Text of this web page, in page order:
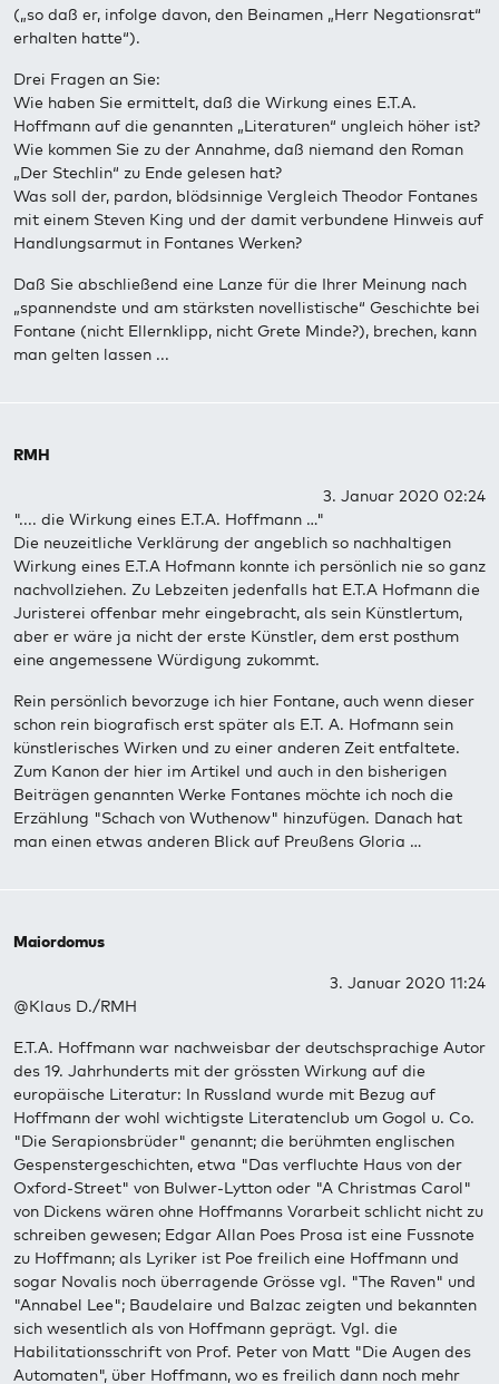
(„so daß er, infolge davon, den Beinamen „Herr Negationsrat“
erhalten hatte“).
Drei Fragen an Sie:
Wie haben Sie ermittelt, daß die Wirkung eines E.T.A.
Hoffmann auf die genannten „Literaturen“ ungleich höher ist?
Wie kommen Sie zu der Annahme, daß niemand den Roman
„Der Stechlin“ zu Ende gelesen hat?
Was soll der, pardon, blödsinnige Vergleich Theodor Fontanes
mit einem Steven King und der damit verbundene Hinweis auf
Handlungsarmut in Fontanes Werken?
Daß Sie abschließend eine Lanze für die Ihrer Meinung nach
„spannendste und am stärksten novellistische“ Geschichte bei
Fontane (nicht Ellernklipp, nicht Grete Minde?), brechen, kann
man gelten lassen ...
RMH
3. Januar 2020 02:24
".... die Wirkung eines E.T.A. Hoffmann …"
Die neuzeitliche Verklärung der angeblich so nachhaltigen
Wirkung eines E.T.A Hofmann konnte ich persönlich nie so ganz
nachvollziehen. Zu Lebzeiten jedenfalls hat E.T.A Hofmann die
Juristerei offenbar mehr eingebracht, als sein Künstlertum,
aber er wäre ja nicht der erste Künstler, dem erst posthum
eine angemessene Würdigung zukommt.
Rein persönlich bevorzuge ich hier Fontane, auch wenn dieser
schon rein biografisch erst später als E.T. A. Hofmann sein
künstlerisches Wirken und zu einer anderen Zeit entfaltete.
Zum Kanon der hier im Artikel und auch in den bisherigen
Beiträgen genannten Werke Fontanes möchte ich noch die
Erzählung "Schach von Wuthenow" hinzufügen. Danach hat
man einen etwas anderen Blick auf Preußens Gloria …
Maiordomus
3. Januar 2020 11:24
@Klaus D./RMH
E.T.A. Hoffmann war nachweisbar der deutschsprachige Autor
des 19. Jahrhunderts mit der grössten Wirkung auf die
europäische Literatur: In Russland wurde mit Bezug auf
Hoffmann der wohl wichtigste Literatenclub um Gogol u. Co.
"Die Serapionsbrüder" genannt; die berühmten englischen
Gespenstergeschichten, etwa "Das verfluchte Haus von der
Oxford-Street" von Bulwer-Lytton oder "A Christmas Carol"
von Dickens wären ohne Hoffmanns Vorarbeit schlicht nicht zu
schreiben gewesen; Edgar Allan Poes Prosa ist eine Fussnote
zu Hoffmann; als Lyriker ist Poe freilich eine Hoffmann und
sogar Novalis noch überragende Grösse vgl. "The Raven" und
"Annabel Lee"; Baudelaire und Balzac zeigten und bekannten
sich wesentlich als von Hoffmann geprägt. Vgl. die
Habilitationsschrift von Prof. Peter von Matt "Die Augen des
Automaten", über Hoffmann, wo es freilich dann noch mehr